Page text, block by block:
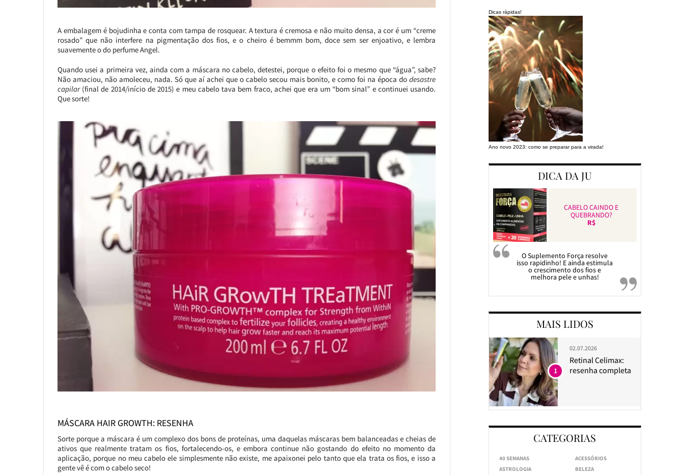
A embalagem é bojudinha e conta com tampa de rosquear. A textura é cremosa e não muito densa, a cor é um “creme
rosado” que não interfere na pigmentação dos fios, e o cheiro é bemmm bom, doce sem ser enjoativo, e lembra
suavemente o do perfume Angel.
Quando usei a primeira vez, ainda com a máscara no cabelo, detestei, porque o efeito foi o mesmo que “água”, sabe?
Não amaciou, não amoleceu, nada. Só que aí achei que o cabelo secou mais bonito, e como foi na época dodesastre
capilar(final de 2014/início de 2015) e meu cabelo tava bem fraco, achei que era um “bom sinal” e continuei usando.
Que sorte!
MÁSCARA HAIR GROWTH: RESENHA
Sorte porque a máscara é um complexo dos bons de proteínas, uma daquelas máscaras bem balanceadas e cheias de
ativos que realmente tratam os fios, fortalecendo-os, e embora continue não gostando do efeito no momento da
aplicação, porque no meu cabelo ele simplesmente não existe, me apaixonei pelo tanto que ela trata os fios, e isso a
gente vê é com o cabelo seco!
Dicas rápidas!
Ano novo 2023: como se preparar para a virada!
DICA DA JU
CABELO CAINDO E
QUEBRANDO?
R$
O Suplemento Força resolve
isso rapidinho! E ainda estimula
o crescimento dos fios e
melhora pele e unhas!
MAIS LIDOS
02.07.2026
Retinal Celimax:
resenha completa
1
CATEGORIAS
40 SEMANAS
ACESSÓRIOS
ASTROLOGIA
BELEZA